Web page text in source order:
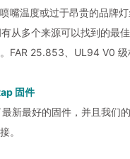
嘴温度或过于昂贵的品牌
从多个来源可以找到的最
FAR 25.853、UL94 V0 级
固件
新最好的固件，并且我们
。